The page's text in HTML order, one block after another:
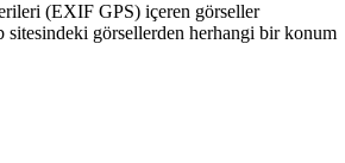
(EXIF GPS) içeren görseller
sitesindeki görsellerden herhangi bir konum